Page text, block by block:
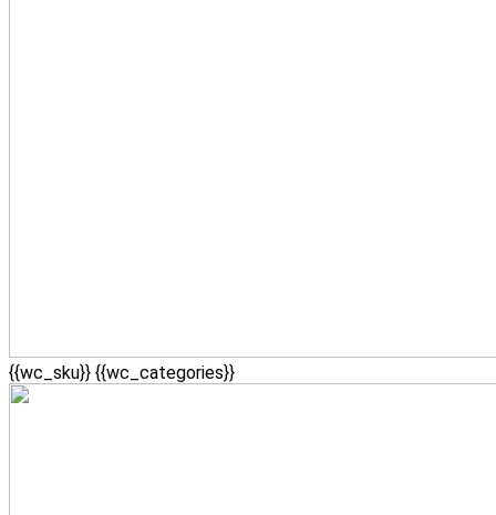
{{wc_sku}} {{wc_categories}}